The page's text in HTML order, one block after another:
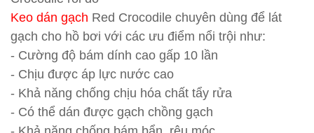
Keo dán gạch Red Crocodile chuyên dùng để lát
gạch cho hồ bơi với các ưu điểm nổi trội như:
- Cường độ bám dính cao gấp 10 lần
- Chịu được áp lực nước cao
- Khả năng chống chịu hóa chất tẩy rửa
- Có thể dán được gạch chồng gạch